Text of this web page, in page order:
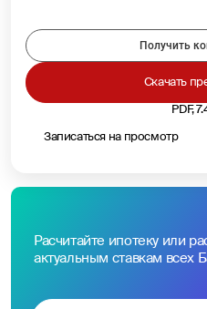
Записаться на просмотр
PDF,
Скачать
Получить
Расчитайте ипотеку или
актуальным ставкам всех